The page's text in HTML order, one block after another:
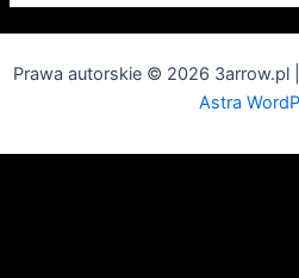
Prawa autorskie © 2026 3arrow.pl
Astra